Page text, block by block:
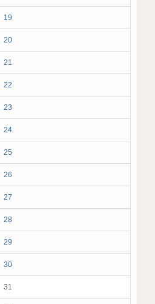
19
20
21
22
23
24
25
26
27
28
29
30
31